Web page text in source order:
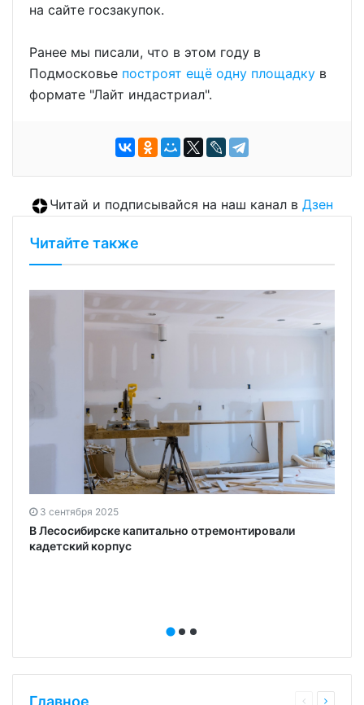
на сайте госзакупок.
Ранее мы писали, что в этом году в
Подмосковье построят ещё одну площадку в
формате "Лайт индастриал".
Читай и подписывайся на наш канал в Дзен
Читайте также
3 сентября 2025
В Лесосибирске капитально отремонтировали
кадетский корпус
Главное